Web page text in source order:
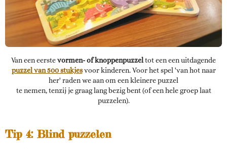
Van een eerste vormen- of knoppenpuzzel tot een een uitdagende
puzzel van 500 stukjesvoor kinderen. Voor het spel 'van hot naar
her' raden we aan om een kleinere puzzel
te nemen, tenzij je graag lang bezig bent (of een hele groep laat
puzzelen).
Tip 4: Blind puzzelen